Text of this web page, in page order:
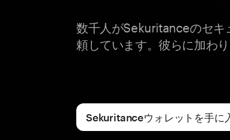
数千人がSekuritanceのセ
頼しています。彼らに加わ
Sekuritanceウォレットを手に